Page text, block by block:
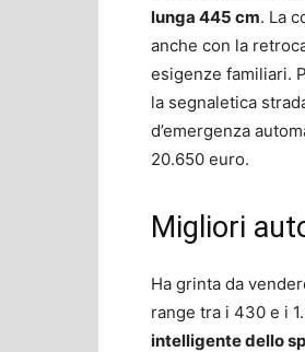
lunga 445 cm. La
anche con la
esigenze familiari.
la segnaletica
d’emergenza
20.650 euro.
Migliori
Ha grinta da
range tra i 430 e i
intelligente dello